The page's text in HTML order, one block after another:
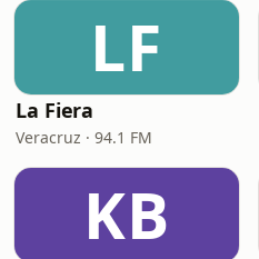
LF
La Fiera
Veracruz · 94.1 FM
KB